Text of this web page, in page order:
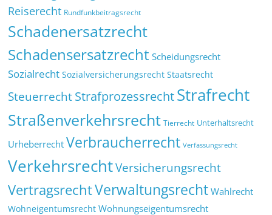
Reiserecht Rundfunkbeitragsrecht
Schadenersatzrecht
Schadensersatzrecht Scheidungsrecht
Sozialrecht Sozialversicherungsrecht Staatsrecht
SteuerrechtStrafprozessrechtStrafrecht
Straßenverkehrsrecht Tierrecht Unterhaltsrecht
Urheberrecht Verbraucherrecht Verfassungsrecht
VerkehrsrechtVersicherungsrecht
VertragsrechtVerwaltungsrecht Wahlrecht
Wohneigentumsrecht Wohnungseigentumsrecht